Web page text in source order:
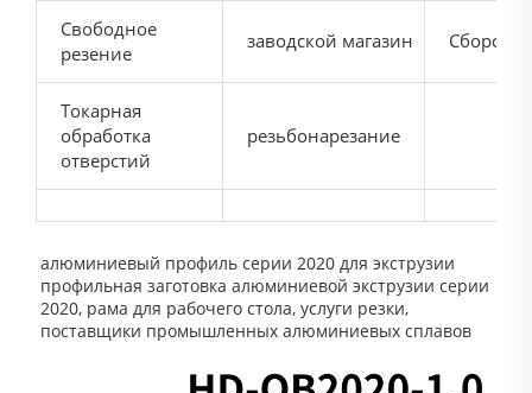
Свободное
резение
заводской магазин
Токарная
обработка
отверстий
резьбонарезание
алюминиевый профиль серии 2020 для экструзии
профильная заготовка алюминиевой экструзии серии
2020, рама для рабочего стола, услуги резки,
поставщики промышленных алюминиевых сплавов